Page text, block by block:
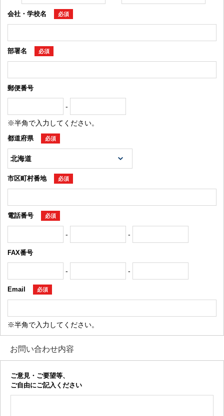
会社・学校名 必須
部署名 必須
郵便番号
-
※半角で入力してください。
都道府県 必須
市区町村番地 必須
電話番号 必須
- -
FAX番号
- -
Email 必須
※半角で入力してください。
お問い合わせ内容
ご意見・ご要望等、
ご自由にご記入ください